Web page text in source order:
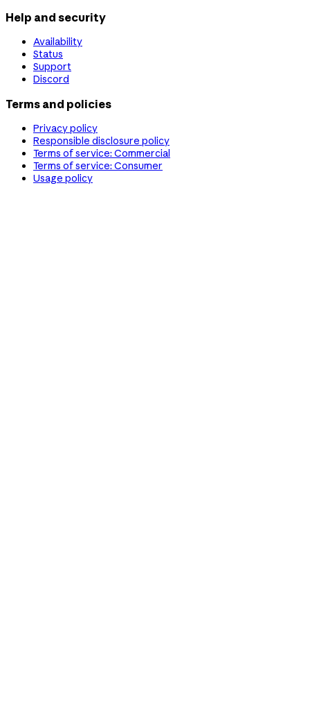
Help and security
Availability
Status
Support
Discord
Terms and policies
Privacy policy
Responsible disclosure policy
Terms of service: Commercial
Terms of service: Consumer
Usage policy